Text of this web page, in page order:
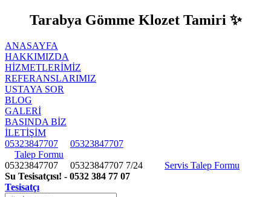
Tarabya Gömme Klozet Tamiri ✨
ANASAYFA
HAKKIMIZDA
HIZMETLERIMIZ
REFERANSLARIMIZ
USTAYA SOR
BLOG
GALERİ
BASINDA BİZ
İLETİŞİM
05323847707
05323847707
Talep Formu
05323847707 05323847707 7/24
Servis Talep Formu
Su Tesisatçısı! - 0532 384 77 07
Tesisatçı